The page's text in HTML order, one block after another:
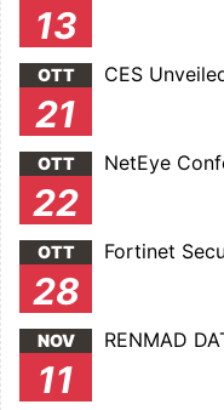
13
OTT
21
CES
OTT
22
NetEye
OTT
28
Fortinet
NOV
11
RENMAD